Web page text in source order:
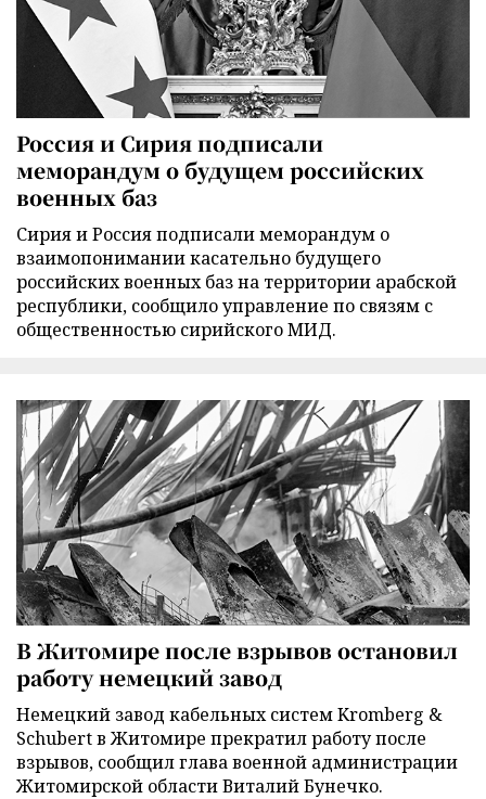
Россия и Сирия подписали
меморандум о будущем российских
военных баз
Сирия и Россия подписали меморандум о
взаимопонимании касательно будущего
российских военных баз на территории арабской
республики, сообщило управление по связям с
общественностью сирийского МИД.
В Житомире после взрывов остановил
работу немецкий завод
Немецкий завод кабельных систем Kromberg &
Schubert в Житомире прекратил работу после
взрывов, сообщил глава военной администрации
Житомирской области Виталий Бунечко.